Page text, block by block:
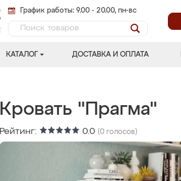
График работы: 9.00 - 20.00, пн-вс
КАТАЛОГ ДОСТАВКА И ОПЛАТА
Кровать "Прагма"
Рейтинг: 0.0 (0 голосов)